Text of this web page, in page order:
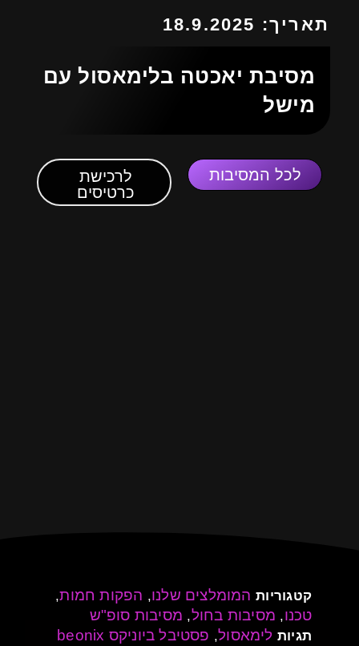
תאריך: 18.9.2025
מסיבת יאכטה בלימאסול עם
מישל
לכל המסיבות
לרכישת
כרטיסים
קטגוריות המומלצים שלנו, הפקות חמות,
טכנו, מסיבות בחול, מסיבות סופ"ש
תגיות לימאסול,
פסטיבל ביוניקס beonix